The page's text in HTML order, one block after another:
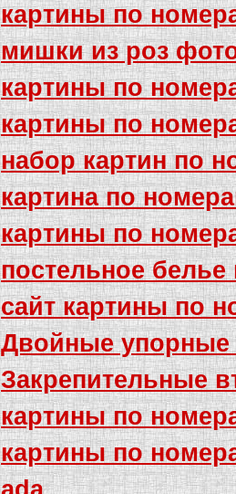
картины по
мишки из роз
картины по
картины по
набор картин по
картина по
картины по
постельное
сайт картины по
Двойные
Закрепительные
картины по
картины по